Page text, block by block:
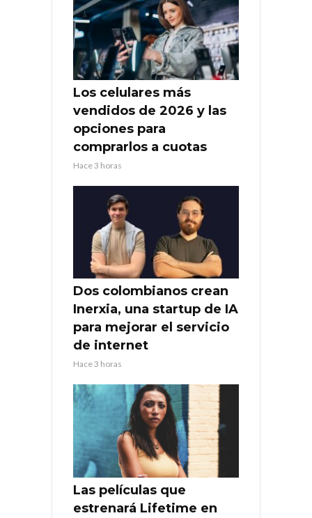
Los celulares más
vendidos de 2026 y las
opciones para
comprarlos a cuotas
Hace 3 horas
Dos colombianos crean
Inerxia, una startup de IA
para mejorar el servicio
de internet
Hace 3 horas
Las películas que
estrenará Lifetime en